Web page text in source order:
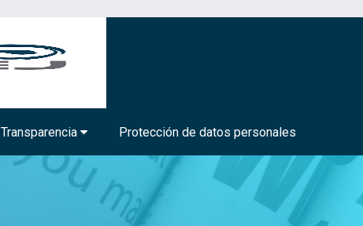
Transparencia Protección de datos personales